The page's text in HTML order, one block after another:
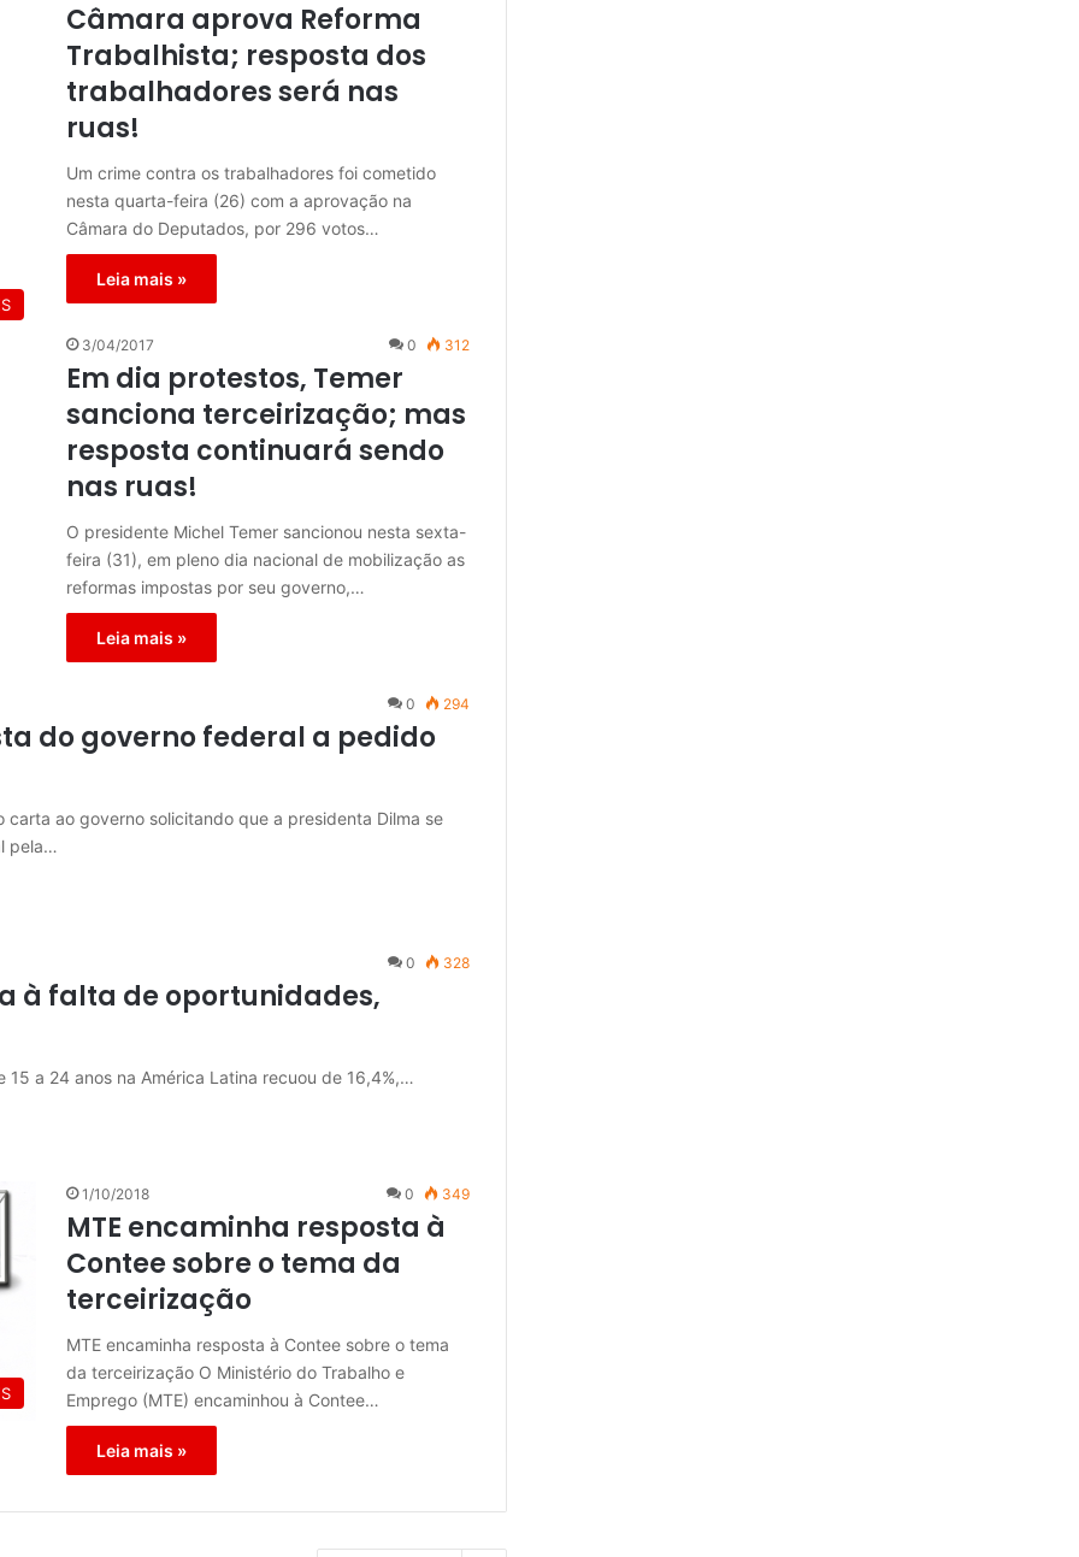
Câmara aprova Reforma
Trabalhista; resposta dos
trabalhadores será nas
ruas!
Um crime contra os trabalhadores foi cometido
nesta quarta-feira (26) com a aprovação na
Câmara do Deputados, por 296 votos…
Leia mais »
3/04/2017 0 312
Em dia protestos, Temer
sanciona terceirização; mas
resposta continuará sendo
nas ruas!
O presidente Michel Temer sancionou nesta sexta-
feira (31), em pleno dia nacional de mobilização as
reformas impostas por seu governo,…
Leia mais »
0 294
do governo federal a pedido
ao governo solicitando que a presidenta Dilma se
pela…
0 328
à falta de oportunidades,
a 24 anos na América Latina recuou de 16,4%,…
1/10/2018 0 349
MTE encaminha resposta à
Contee sobre o tema da
terceirização
MTE encaminha resposta à Contee sobre o tema
da terceirização O Ministério do Trabalho e
Emprego (MTE) encaminhou à Contee…
Leia mais »